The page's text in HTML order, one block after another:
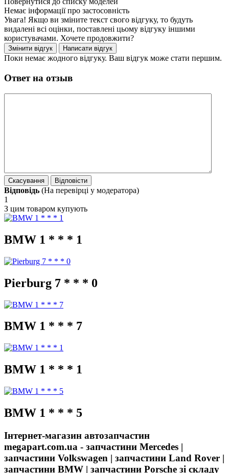
Немає інформації про застосовність
Увага! Якщо ви зміните текст свого відгуку, то будуть
видалені всі оцінки, поставлені цьому відгуку іншими
користувачами. Хочете продовжити?
Поки немає жодного відгуку. Ваш відгук може стати першим.
Ответ на отзыв
Відповідь (На перевірці у модератора)
1
З цим товаром купують
BMW 1 * * * 1
Pierburg 7 * * * 0
BMW 1 * * * 7
BMW 1 * * * 1
BMW 1 * * * 5
Інтернет-магазин автозапчастин
megapart.com.ua - запчастини Mercedes |
запчастини Volkswagen | запчастини Land Rover |
запчастини BMW | запчастини Porsche зі складу